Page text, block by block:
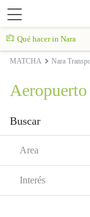
Qué hacer in Nara
MATCHA Nara
Buscar
Area
Interés